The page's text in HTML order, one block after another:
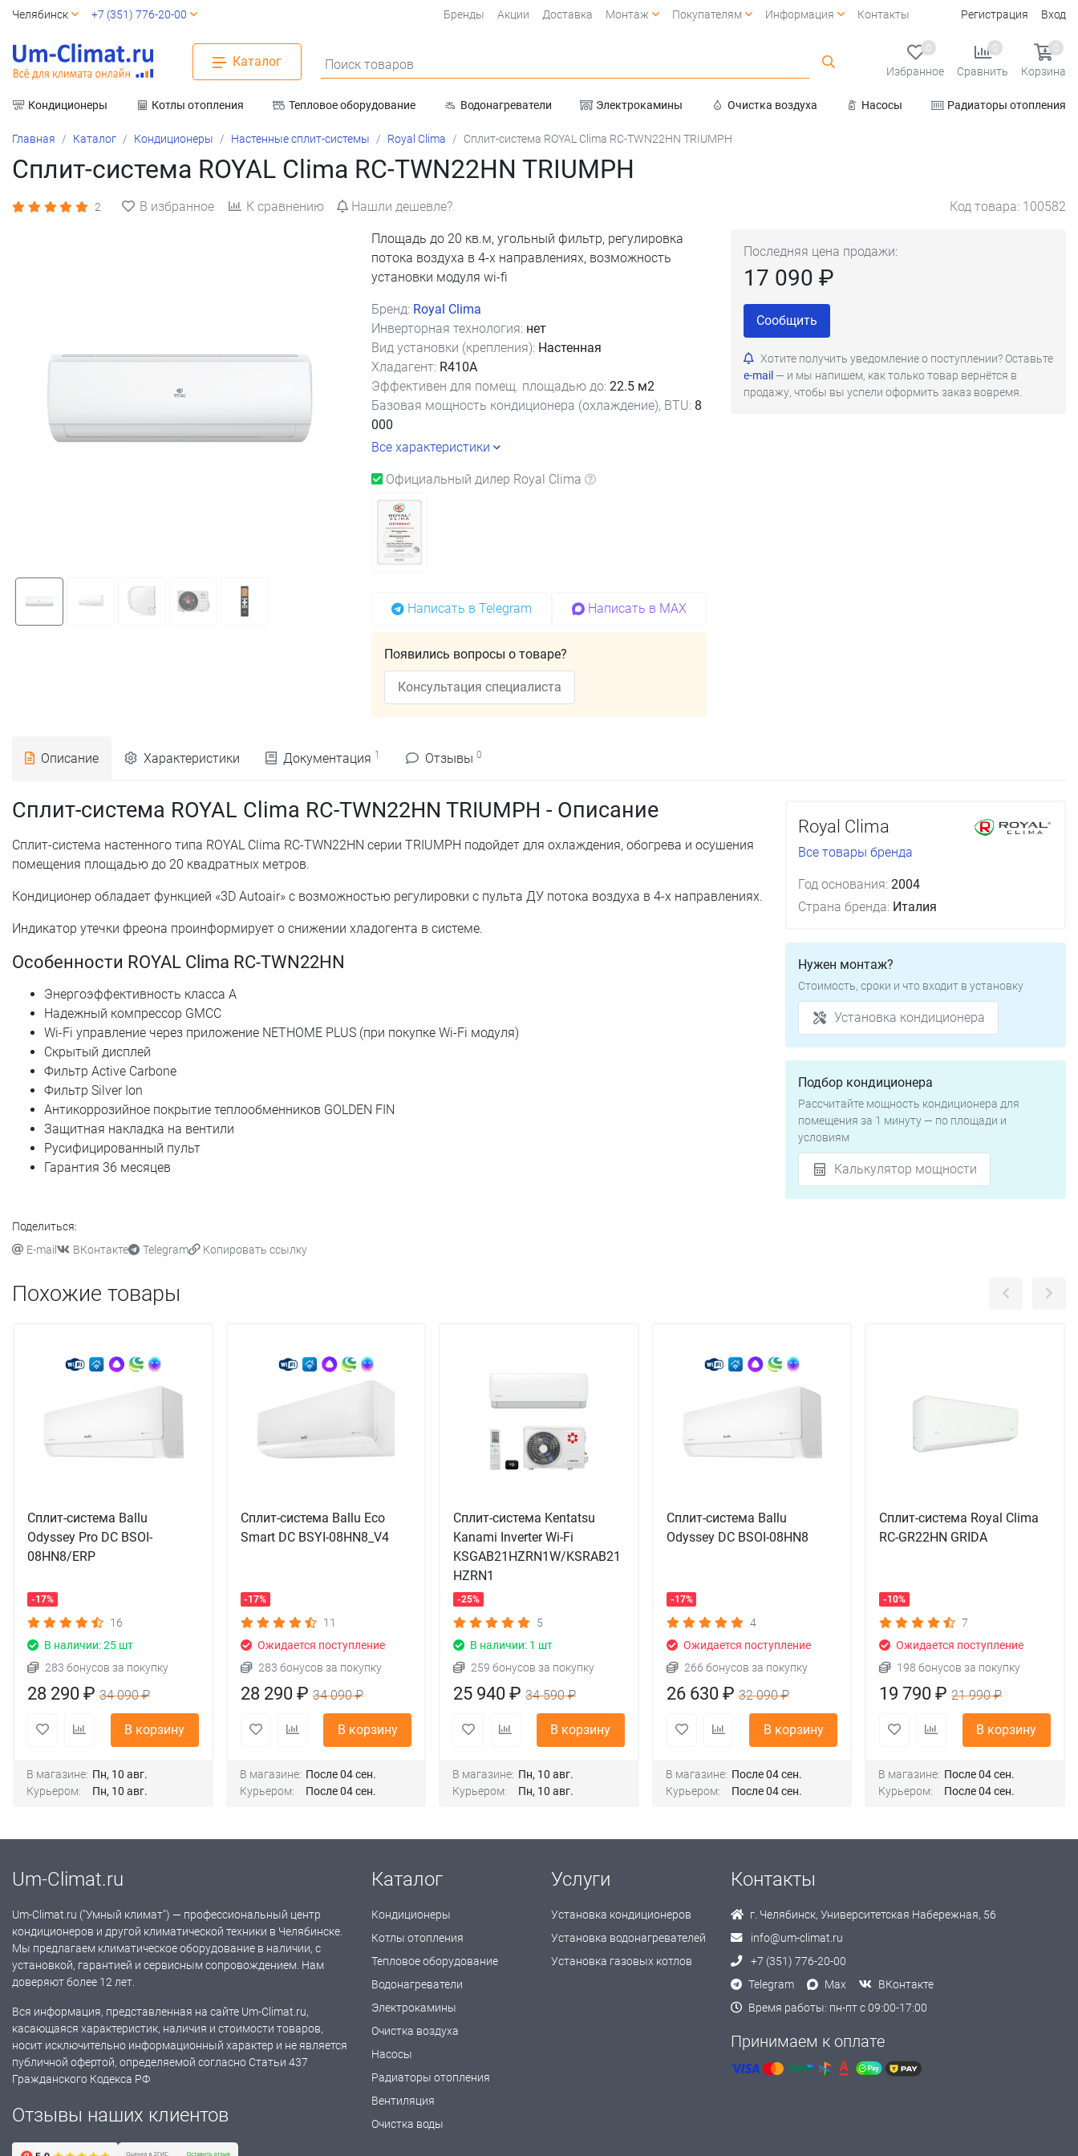
Кондиционеры Котлы отопления Тепловое оборудование Водонагреватели Электрокамины Очистка воздуха Насосы
Радиаторы отопления
Каталог Поиск товаров
0
Избранное
0
Сравнить
0
Корзина
Челябинск +7 (351) 776-20-00 Бренды Акции Доставка Монтаж Покупателям Информация Контакты Регистрация Вход
Главная Каталог Кондиционеры Настенные сплит-системы Royal Clima Сплит-система ROYAL Clima RC-TWN22HN TRIUMPH
Сплит-система ROYAL Clima RC-TWN22HN TRIUMPH
2 Код товара: 100582
В избранное К сравнению Нашли дешевле?
Последняя цена продажи:
17 090 ₽
Сообщить
Хотите получить уведомление о поступлении? Оставьте
e-mail — и мы напишем, как только товар вернётся в
продажу, чтобы вы успели оформить заказ вовремя.
Площадь до 20 кв.м, угольный фильтр, регулировка
потока воздуха в 4-х направлениях, возможность
установки модуля wi-fi
Бренд: Royal Clima
Инверторная технология: нет
Вид установки (крепления): Настенная
Хладагент: R410A
Эффективен для помещ. площадью до: 22.5 м2
Базовая мощность кондиционера (охлаждение), BTU: 8
000
Все характеристики
Официальный дилер Royal Clima
Написать в Telegram Написать в MAX
Появились вопросы о товаре?
Консультация специалиста
Описание Характеристики Документация 1 Отзывы 0
Сплит-система ROYAL Clima RC-TWN22HN TRIUMPH - Описание
Сплит-система настенного типа ROYAL Clima RC-TWN22HN серии TRIUMPH подойдет для охлаждения, обогрева и осушения
помещения площадью до 20 квадратных метров.
Кондиционер обладает функцией «3D Autoair» с возможностью регулировки с пульта ДУ потока воздуха в 4-х направлениях.
Индикатор утечки фреона проинформирует о снижении хладогента в системе.
Особенности ROYAL Clima RC-TWN22HN
Энергоэффективность класса А
Надежный компрессор GMCC
Wi-Fi управление через приложение NETHOME PLUS (при покупке Wi-Fi модуля)
Скрытый дисплей
Фильтр Active Carbone
Фильтр Silver Ion
Антикоррозийное покрытие теплообменников GOLDEN FIN
Защитная накладка на вентили
Русифицированный пульт
Гарантия 36 месяцев
Royal Clima
Все товары бренда
Год основания: 2004
Страна бренда: Италия
Нужен монтаж?
Стоимость, сроки и что входит в установку
Установка кондиционера
Подбор кондиционера
Рассчитайте мощность кондиционера для
помещения за 1 минуту — по площади и
условиям
Калькулятор мощности
Поделиться:
E-mail
ВКонтакте Telegram Копировать ссылку
Похожие товары
Сплит-система Ballu
Odyssey Pro DC BSOI-
08HN8/ERP
-17%
16
В наличии: 25 шт
283 бонусов за покупку
28 290 ₽ 34 090 ₽
В корзину
В магазине: Пн, 10 авг.
Курьером:
Пн, 10 авг.
Сплит-система Ballu Eco
Smart DC BSYI-08HN8_V4
-17%
11
Ожидается поступление
283 бонусов за покупку
28 290 ₽34 090 ₽
В корзину
В магазине: После 04 сен.
Курьером:
После 04 сен.
Сплит-система Kentatsu
Kanami Inverter Wi-Fi
KSGAB21HZRN1W/KSRAB21
HZRN1
-25%
5
В наличии: 1 шт
259 бонусов за покупку
25 940 ₽34 590 ₽
В корзину
В магазине: Пн, 10 авг.
Курьером:
Пн, 10 авг.
Сплит-система Ballu
Odyssey DC BSOI-08HN8
-17%
4
Ожидается поступление
266 бонусов за покупку
26 630 ₽32 090 ₽
В корзину
В магазине: После 04 сен.
Курьером:
После 04 сен.
Сплит-система Royal Clima
RC-GR22HN GRIDA
-10%
7
Ожидается поступление
198 бонусов за покупку
19 790 ₽21 990 ₽
В корзину
В магазине: После 04 сен.
Курьером:
После 04 сен.
Um-Climat.ru
Um-Climat.ru ("Умный климат") — профессиональный центр
кондиционеров и другой климатической техники в Челябинске.
Мы предлагаем климатическое оборудование в наличии, с
установкой, гарантией и сервисным сопровождением. Нам
доверяют более 12 лет.
Вся информация, представленная на сайте Um-Climat.ru,
касающаяся характеристик, наличия и стоимости товаров,
носит исключительно информационный характер и не является
публичной офертой, определяемой согласно Статьи 437
Гражданского Кодекса РФ
Отзывы наших клиентов
Каталог
Кондиционеры
Котлы отопления
Тепловое оборудование
Водонагреватели
Электрокамины
Очистка воздуха
Насосы
Радиаторы отопления
Вентиляция
Очистка воды
Услуги
Установка кондиционеров
Установка водонагревателей
Установка газовых котлов
Контакты
г. Челябинск, Университетская Набережная, 56
info@um-climat.ru
+7 (351) 776-20-00
Telegram
Max
ВКонтакте
Время работы: пн-пт с 09:00-17:00
Принимаем к оплате